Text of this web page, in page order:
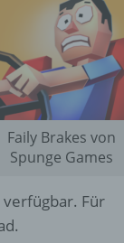
Faily Brakes von
Spunge Games
verfügbar. Für